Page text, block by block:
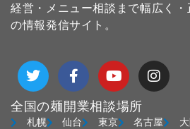
経営・メニュー相談まで幅広く
の情報発信サイト。
T
w
i
t
t
F
a
c
e
b
Y
o
u
t
u
I
n
s
a
全国の麺開業相談場所
札幌 仙台 東京 名古屋